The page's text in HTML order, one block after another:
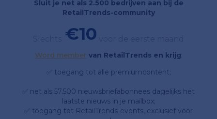
Sluit je net als 2.500 bedrijven aan bij de
RetailTrends-community
€10
Word member van RetailTrends en krijg;
✅ toegang tot alle premiumcontent;
✅ net als 57.500 nieuwsbriefabonnees dagelijks het
laatste nieuws in je mailbox;
✅ toegang tot RetailTrends-events, exclusief voor